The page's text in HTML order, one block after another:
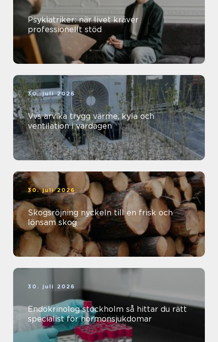
Psykiatriker: när livet kräver
professionellt stöd
30. juli 2026
Vvs arvika trygg värme, kyla och
ventilation i vardagen
30. juli 2026
Skogsröjning nyckeln till en frisk och
lönsam skog
30. juli 2026
Endokrinolog stockholm så hittar du rätt
specialist för hormonsjukdomar